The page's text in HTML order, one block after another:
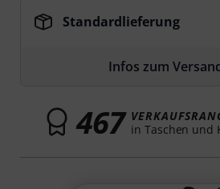
Standardlieferung
Infos zum
467 in Taschen und